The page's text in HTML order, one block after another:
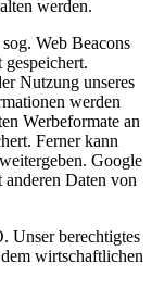
werden.
Web Beacons
Nutzung unseres
werden
Werbeformate an
Ferner kann
Google
Daten von
Unser berechtigtes
wirtschaftlichen